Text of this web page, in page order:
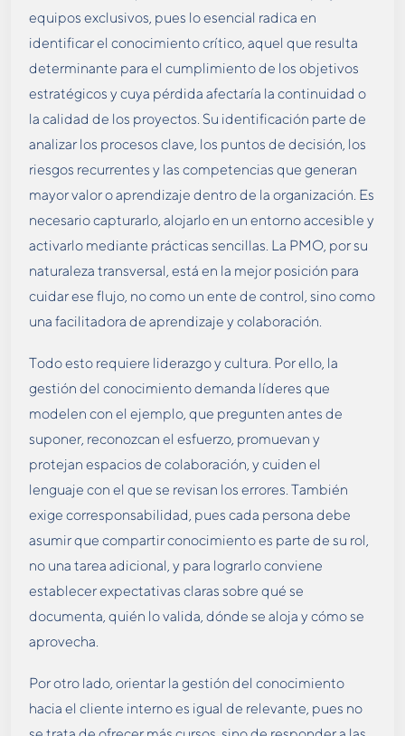
equipos exclusivos, pues lo esencial radica en
identificar el conocimiento crítico, aquel que resulta
determinante para el cumplimiento de los objetivos
estratégicos y cuya pérdida afectaría la continuidad o
la calidad de los proyectos. Su identificación parte de
analizar los procesos clave, los puntos de decisión, los
riesgos recurrentes y las competencias que generan
mayor valor o aprendizaje dentro de la organización. Es
necesario capturarlo, alojarlo en un entorno accesible y
activarlo mediante prácticas sencillas. La PMO, por su
naturaleza transversal, está en la mejor posición para
cuidar ese flujo, no como un ente de control, sino como
una facilitadora de aprendizaje y colaboración.
Todo esto requiere liderazgo y cultura. Por ello, la
gestión del conocimiento demanda líderes que
modelen con el ejemplo, que pregunten antes de
suponer, reconozcan el esfuerzo, promuevan y
protejan espacios de colaboración, y cuiden el
lenguaje con el que se revisan los errores. También
exige corresponsabilidad, pues cada persona debe
asumir que compartir conocimiento es parte de su rol,
no una tarea adicional, y para lograrlo conviene
establecer expectativas claras sobre qué se
documenta, quién lo valida, dónde se aloja y cómo se
aprovecha.
Por otro lado, orientar la gestión del conocimiento
hacia el cliente interno es igual de relevante, pues no